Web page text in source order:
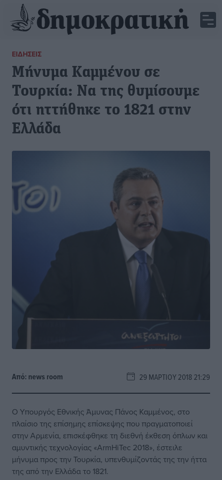
ΕΙΔΉΣΕΙΣ
Μήνυμα Καμμένου σε
Τουρκία: Να της θυμίσουμε
ότι ηττήθηκε το 1821 στην
Ελλάδα
Από: news room 29 ΜΑΡΤΊΟΥ 2018 21:29
Ο Υπουργός Εθνικής Άμυνας Πάνος Καμμένος, στο
πλαίσιο της επίσημης επίσκεψης που πραγματοποιεί
στην Αρμενία, επισκέφθηκε τη διεθνή έκθεση όπλων και
αμυντικής τεχνολογίας «ArmHiTec 2018», έστειλε
μήνυμα προς την Τουρκία, υπενθυμίζοντάς της την ήττα
της από την Ελλάδα το 1821.